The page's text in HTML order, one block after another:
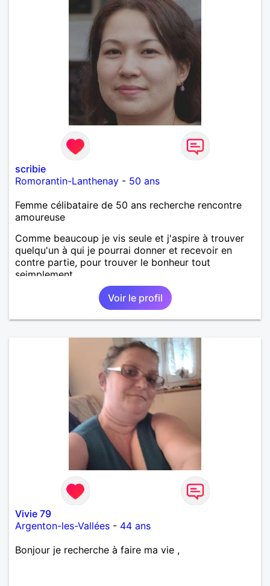
scribie
Romorantin-Lanthenay - 50 ans
Femme célibataire de 50 ans recherche rencontre
amoureuse
Comme beaucoup je vis seule et j'aspire à trouver
quelqu'un à qui je pourrai donner et recevoir en
contre partie, pour trouver le bonheur tout
seimplement.
Voir le profil
Vivie 79
Argenton-les-Vallées - 44 ans
Bonjour je recherche à faire ma vie ,